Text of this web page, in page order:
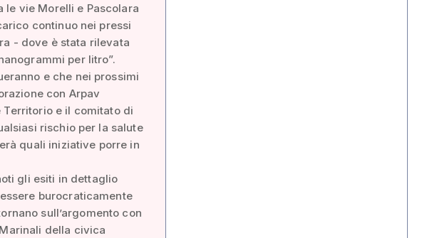
le vie Morelli e Pascolara
continuo nei pressi
- dove è stata rilevata
per litro”.
e che nei prossimi
con Arpav
e il comitato di
rischio per la salute
quali iniziative porre in
gli esiti in dettaglio
burocraticamente
sull’argomento con
della civica